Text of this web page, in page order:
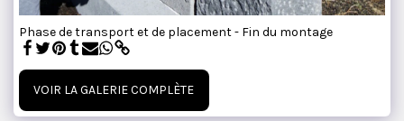
Phase de transport et de placement - Fin du montage
VOIR LA GALERIE COMPLÈTE